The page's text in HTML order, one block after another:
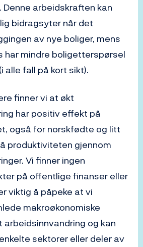
arbeidskraften kan
bidragsyter når det
av nye boliger, mens
har mindre boligetterspørsel
alle fall på kort sikt).
finner vi at økt
har positiv effekt på
også for norskfødte og litt
produktiviteten gjennom
Vi finner ingen
på offentlige finanser eller
viktig å påpeke at vi
makroøkonomiske
og kan
sektorer eller deler av